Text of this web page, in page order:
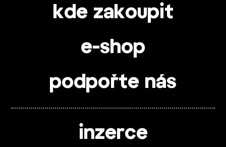
kde zakoupit
e-shop
podpořte nás
inzerce